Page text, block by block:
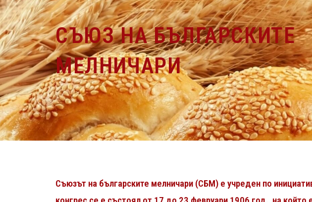
СЪЮЗ НА БЪЛГАРСКИТЕ
МЕЛНИЧАРИ
Съюзът на българските мелничари (СБМ) е учреден по